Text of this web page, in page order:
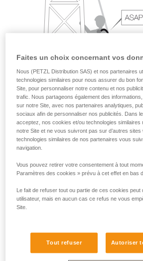
La longueur de l’ASAP’SORBER 40
Faites un choix concernant vos
Nous (PETZL Distribution SAS) et nos partenaires
technologies similaires pour nous assurer du bon
Site, pour personnaliser notre contenu et nos
trafic. Nous partageons également des
sur notre Site, avec nos partenaires analytiques,
sociaux afin de personnaliser nos publicités. Dans
acceptez, nos cookies et/ou technologies similaires
notre Site et ne vous suivront pas sur d’autres
technologies similaires de nos partenaires vous
navigation.
Vous pouvez retirer votre consentement à tout
Paramètres des cookies » prévu à cet effet en bas
Le fait de refuser tout ou partie de ces cookies
utilisateur, mais en aucun cas ce refus ne vous
Site.
Tout refuser Autoriser